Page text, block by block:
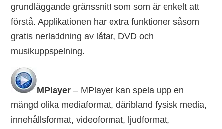
grundläggande gränssnitt som som är enkelt att
förstå. Applikationen har extra funktioner såsom
gratis nerladdning av låtar, DVD och
musikuppspelning.
MPlayer – MPlayer kan spela upp en
mängd olika mediaformat, däribland fysisk media,
innehållsformat, videoformat, ljudformat,